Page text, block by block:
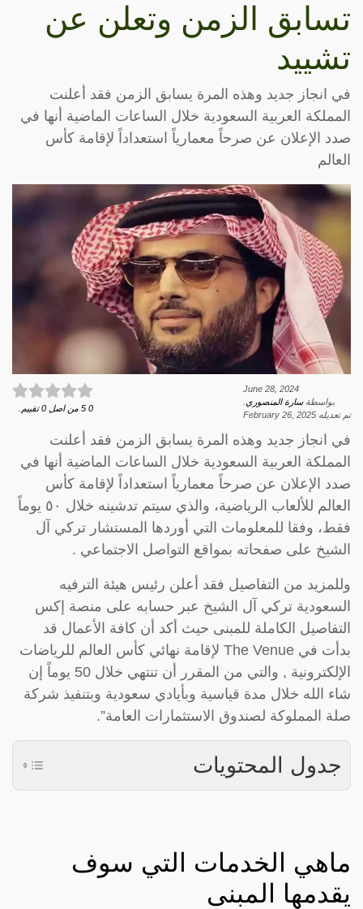
تسابق الزمن وتعلن عن
تشييد
في انجاز جديد وهذه المرة يسابق الزمن فقد أعلنت
المملكة العربية السعودية خلال الساعات الماضية أنها في
صدد الإعلان عن صرحاً معمارياً استعداداً لإقامة كأس
العالم
June 28, 2024
بواسطةسارة المنصوري
تم تعديله February 26, 2025
0
5 من اصل 0 تقييم.
في انجاز جديد وهذه المرة يسابق الزمن فقد أعلنت
المملكة العربية السعودية خلال الساعات الماضية أنها في
صدد الإعلان عن صرحاً معمارياً استعداداً لإقامة كأس
العالم للألعاب الرياضية، والذي سيتم تدشينه خلال ٥٠ يوماً
فقط، وفقا للمعلومات التي أوردها المستشار تركي آل
الشيخ على صفحاته بمواقع التواصل الاجتماعي .
وللمزيد من التفاصيل فقد أعلن رئيس هيئة الترفيه
السعودية تركي آل الشيخ عبر حسابه على منصة إكس
التفاصيل الكاملة للمبنى حيث أكد أن كافة الأعمال قد
بدأت في The Venue لإقامة نهائي كأس العالم للرياضات
الإلكترونية , والتي من المقرر أن تنتهي خلال 50 يوماً إن
شاء الله خلال مدة قياسية وبأيادي سعودية وبتنفيذ شركة
صلة المملوكة لصندوق الاستثمارات العامة”.
جدول المحتويات
ماهي الخدمات التي سوف
يقدمها المبنى